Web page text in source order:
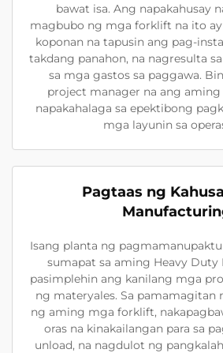
bawat isa. Ang napakahusay
magbubo ng mga forklift na ito ay
koponan na tapusin ang pag-
takdang panahon, na nagresulta
sa mga gastos sa paggawa.
project manager na ang
napakahalaga sa epektibong
mga layunin sa
Pagtaas ng
Isang planta ng
sumapat sa aming Heavy
pasimplehin ang kanilang mga
ng materyales. Sa pamamagitan
ng aming mga forklift,
oras na kinakailangan para sa
unload, na nagdulot ng